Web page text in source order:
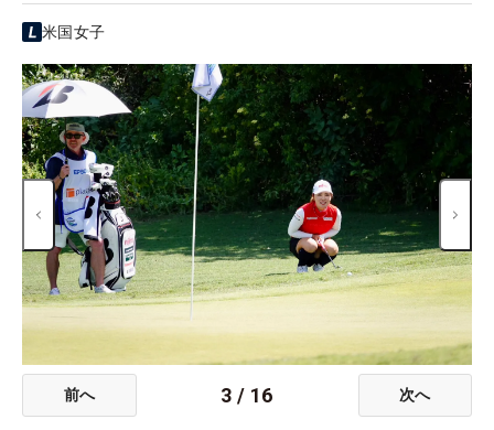
米国女子
前へ 3 / 16 次へ